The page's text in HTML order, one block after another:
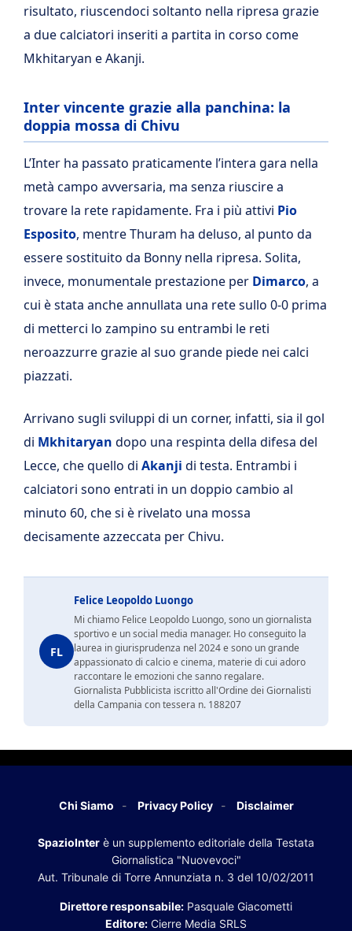
risultato, riuscendoci soltanto nella ripresa grazie
a due calciatori inseriti a partita in corso come
Mkhitaryan e Akanji.
Inter vincente grazie alla panchina: la
doppia mossa di Chivu
L’Inter ha passato praticamente l’intera gara nella
metà campo avversaria, ma senza riuscire a
trovare la rete rapidamente. Fra i più attivi Pio
Esposito, mentre Thuram ha deluso, al punto da
essere sostituito da Bonny nella ripresa. Solita,
invece, monumentale prestazione per Dimarco, a
cui è stata anche annullata una rete sullo 0-0 prima
di metterci lo zampino su entrambi le reti
neroazzurre grazie al suo grande piede nei calci
piazzati.
Arrivano sugli sviluppi di un corner, infatti, sia il gol
di Mkhitaryan dopo una respinta della difesa del
Lecce, che quello di Akanji di testa. Entrambi i
calciatori sono entrati in un doppio cambio al
minuto 60, che si è rivelato una mossa
decisamente azzeccata per Chivu.
FL
Felice Leopoldo Luongo
Mi chiamo Felice Leopoldo Luongo, sono un giornalista
sportivo e un social media manager. Ho conseguito la
laurea in giurisprudenza nel 2024 e sono un grande
appassionato di calcio e cinema, materie di cui adoro
raccontare le emozioni che sanno regalare.
Giornalista Pubblicista iscritto all'Ordine dei Giornalisti
della Campania con tessera n. 188207
Chi Siamo Privacy Policy Disclaimer
SpazioInter è un supplemento editoriale della Testata
Giornalistica "Nuovevoci"
Aut. Tribunale di Torre Annunziata n. 3 del 10/02/2011
Direttore responsabile: Pasquale Giacometti
Editore: Cierre Media SRLS